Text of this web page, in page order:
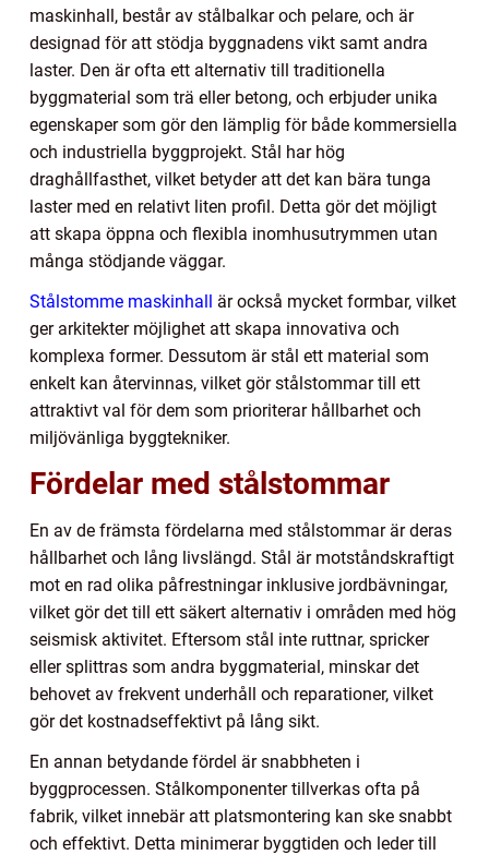
maskinhall, består av stålbalkar och pelare, och är
designad för att stödja byggnadens vikt samt andra
laster. Den är ofta ett alternativ till traditionella
byggmaterial som trä eller betong, och erbjuder unika
egenskaper som gör den lämplig för både kommersiella
och industriella byggprojekt. Stål har hög
draghållfasthet, vilket betyder att det kan bära tunga
laster med en relativt liten profil. Detta gör det möjligt
att skapa öppna och flexibla inomhusutrymmen utan
många stödjande väggar.
Stålstomme maskinhall är också mycket formbar, vilket
ger arkitekter möjlighet att skapa innovativa och
komplexa former. Dessutom är stål ett material som
enkelt kan återvinnas, vilket gör stålstommar till ett
attraktivt val för dem som prioriterar hållbarhet och
miljövänliga byggtekniker.
Fördelar med stålstommar
En av de främsta fördelarna med stålstommar är deras
hållbarhet och lång livslängd. Stål är motståndskraftigt
mot en rad olika påfrestningar inklusive jordbävningar,
vilket gör det till ett säkert alternativ i områden med hög
seismisk aktivitet. Eftersom stål inte ruttnar, spricker
eller splittras som andra byggmaterial, minskar det
behovet av frekvent underhåll och reparationer, vilket
gör det kostnadseffektivt på lång sikt.
En annan betydande fördel är snabbheten i
byggprocessen. Stålkomponenter tillverkas ofta på
fabrik, vilket innebär att platsmontering kan ske snabbt
och effektivt. Detta minimerar byggtiden och leder till